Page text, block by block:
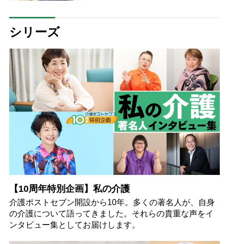
シリーズ
【10周年特別企画】私の介護
介護ポストセブン開設から10年。多くの著名人が、自身
の介護について語ってきました。それらの貴重な声をイ
ンタビュー集としてお届けします。